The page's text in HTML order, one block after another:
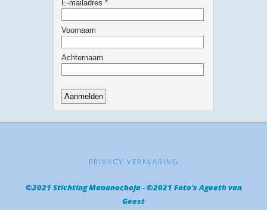
PRIVACY VERKLARING
©2021 Stichting Mananochoja - ©2021 Foto's Ageeth van
Geest